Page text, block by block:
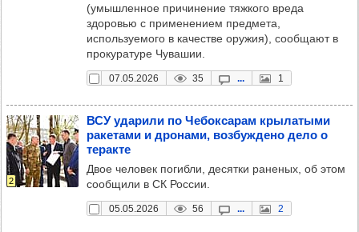
(умышленное причинение тяжкого вреда
здоровью с применением предмета,
используемого в качестве оружия), сообщают в
прокуратуре Чувашии.
07.05.2026 35 ... 1
2
ВСУ уда­рили по Чебок­са­рам кры­ла­тыми
раке­тами и дро­нами, воз­буж­дено дело о
теракте
Двое человек погибли, десятки раненых, об этом
сообщили в СК России.
05.05.2026 56 ... 2